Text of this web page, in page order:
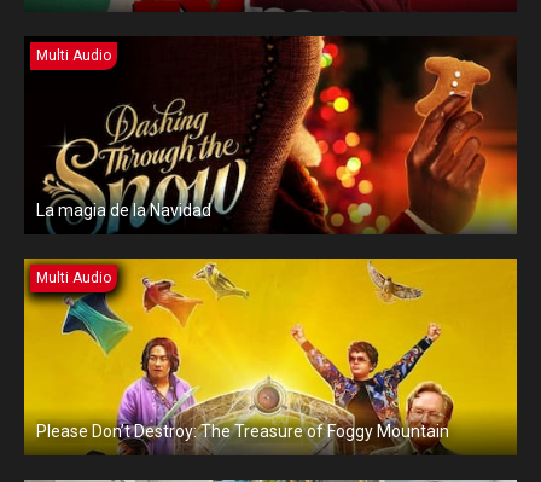
Multi Audio
La magia de la Navidad
Multi Audio
Please Don’t Destroy: The Treasure of Foggy Mountain